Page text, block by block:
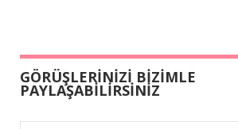
GÖRÜŞLERİNİZİ BİZİMLE
PAYLAŞABİLİRSİNİZ